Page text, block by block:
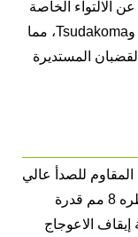
الالتواء الخاصة
بالأنوال من العلامات التجارية مثل Toyota وTsudakoma، مما
40% مقارنة بالقضبان المستديرة
للصدأ عالي
الكفاءة بقطر 8 مم بميزات رائعة: يوفر قطره 8 مم قدرة
الاعوجاج